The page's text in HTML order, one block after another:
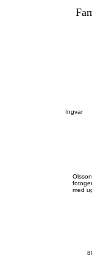
Ingvar
med